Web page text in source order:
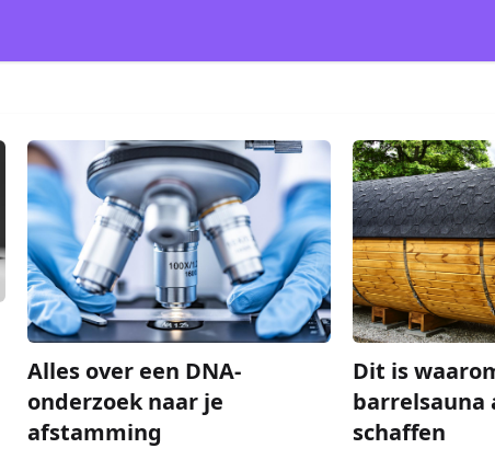
Alles over een DNA-
onderzoek naar je
afstamming
Dit is
barrelsauna
schaffen